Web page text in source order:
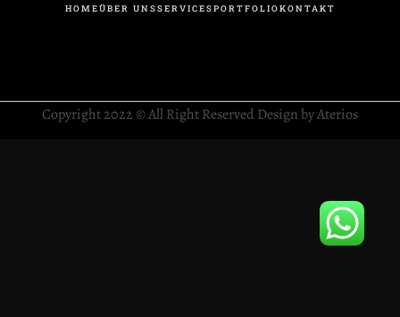
HOMEÜBER UNSSERVICESPORTFOLIOKONTAKT
Copyright 2022 © All Right Reserved Design by Aterios